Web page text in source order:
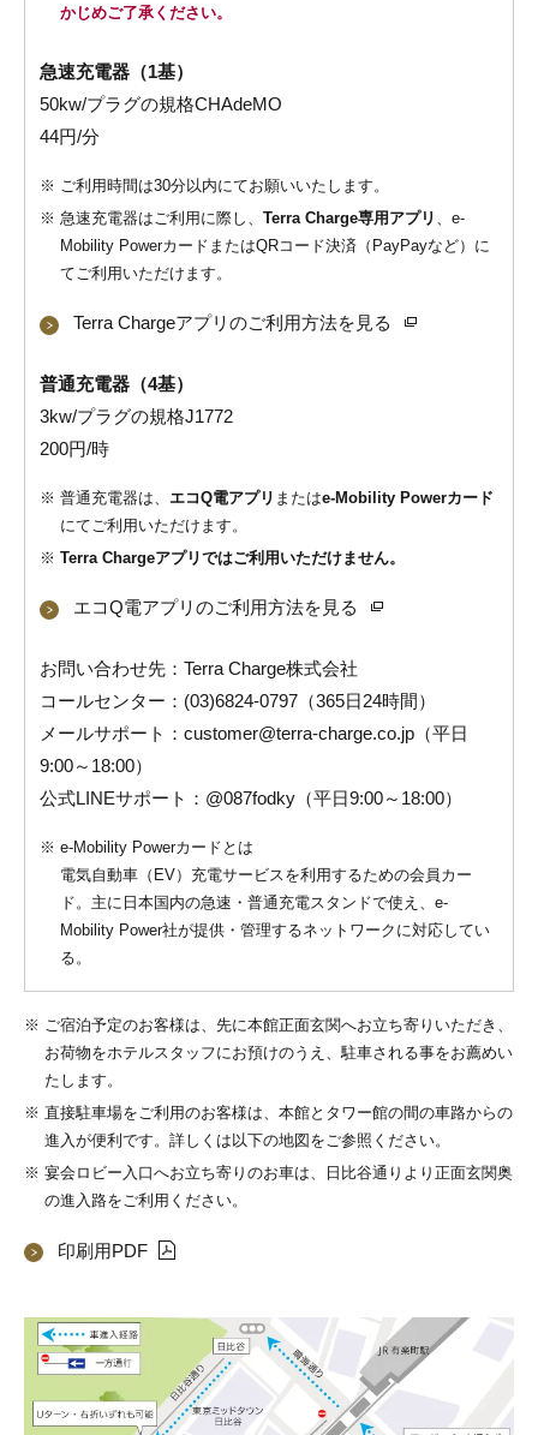
かじめご了承ください。
急速充電器（1基）
50kw/プラグの規格CHAdeMO
44円/分
※ ご利用時間は30分以内にてお願いいたします。
※ 急速充電器はご利用に際し、 Terra Charge専用アプリ 、e-
Mobility PowerカードまたはQRコード決済（PayPayなど）に
てご利用いただけます。
Terra Chargeアプリのご利用方法を見る
普通充電器（4基）
3kw/プラグの規格J1772
200円/時
※ 普通充電器は、 エコQ電アプリ またはe-Mobility Powerカード
にてご利用いただけます。
※ Terra Chargeアプリではご利用いただけません。
エコQ電アプリのご利用方法を見る
お問い合わせ先：Terra Charge株式会社
コールセンター：(03)6824-0797（365日24時間）
メールサポート： customer@terra-charge.co.jp （平日
9:00～18:00）
公式LINEサポート：@087fodky（平日9:00～18:00）
※ e-Mobility Powerカードとは
電気自動車（EV）充電サービスを利用するための会員カー
ド。主に日本国内の急速・普通充電スタンドで使え、e-
Mobility Power社が提供・管理するネットワークに対応してい
る。
※ ご宿泊予定のお客様は、先に本館正面玄関へお立ち寄りいただき、
お荷物をホテルスタッフにお預けのうえ、駐車される事をお薦めい
たします。
※ 直接駐車場をご利用のお客様は、本館とタワー館の間の車路からの
進入が便利です。詳しくは以下の地図をご参照ください。
※ 宴会ロビー入口へお立ち寄りのお車は、日比谷通りより正面玄関奥
の進入路をご利用ください。
印刷用PDF